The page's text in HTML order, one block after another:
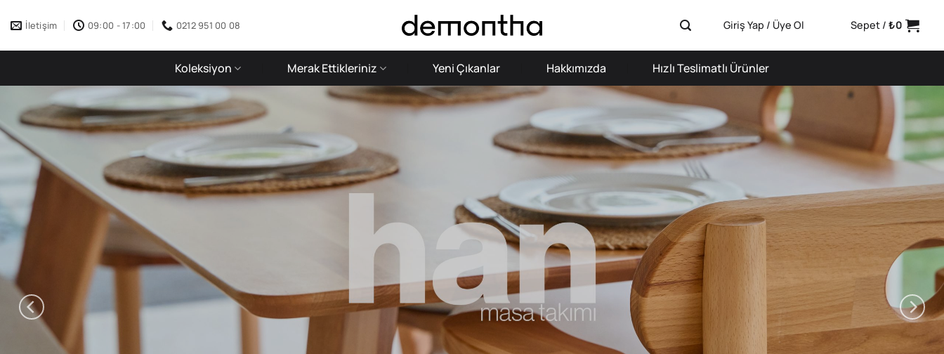
atla
İletişim 09:00 - 17:00 0212 951 00 08 Giriş Yap / Üye Ol Sepet / ₺0
Koleksiyon Merak Ettikleriniz Yeni Çıkanlar Hakkımızda Hızlı Teslimatlı Ürünler
KOLAY KURULUM